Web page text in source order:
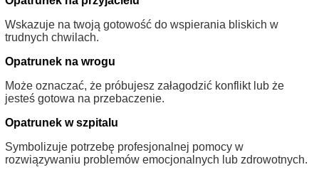
Wskazuje na twoją gotowość do wspierania bliskich w
trudnych chwilach.
Opatrunek na wrogu
Może oznaczać, że próbujesz załagodzić konflikt lub że
jesteś gotowa na przebaczenie.
Opatrunek w szpitalu
Symbolizuje potrzebę profesjonalnej pomocy w
rozwiązywaniu problemów emocjonalnych lub zdrowotnych.